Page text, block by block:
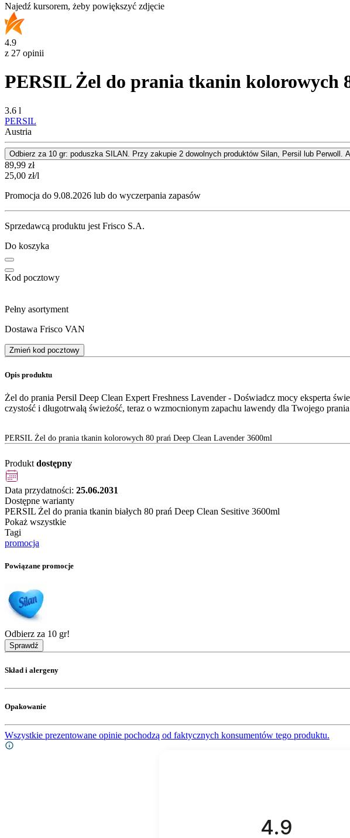
Najedź kursorem, żeby powiększyć zdjęcie
4.9
z 27 opinii
PERSIL Żel do prania tkanin kolorowych
3.6 l
PERSIL
Austria
Odbierz za 10 gr: poduszka SILAN. Przy zakupie 2 dowolnych produktów Silan, Persil lub Perwoll.
Cena
89,99 zł
25,00 zł/l
Promocja do 9.08.2026 lub do wyczerpania zapasów
Sprzedawcą produktu jest Frisco S.A.
Do koszyka
Kod pocztowy
Pełny asortyment
Dostawa Frisco VAN
Zmień kod pocztowy
Opis produktu
Żel do prania Persil Deep Clean Expert Freshness Lavender - Doświadcz mocy eksperta
czystość i długotrwałą świeżość, teraz o wzmocnionym zapachu lawendy dla Twojego
PERSIL Żel do prania tkanin kolorowych 80 prań Deep Clean Lavender 3600ml
Produkt dostępny
Data przydatności: 25.06.2031
Dostępne warianty
PERSIL Żel do prania tkanin białych 80 prań Deep Clean Sesitive 3600ml
Pokaż wszystkie
Tagi
promocja
Powiązane promocje
Odbierz za 10 gr!
Sprawdź
Skład i alergeny
Opakowanie
Wszystkie prezentowane opinie pochodzą od faktycznych konsumentów tego produktu.
4.9